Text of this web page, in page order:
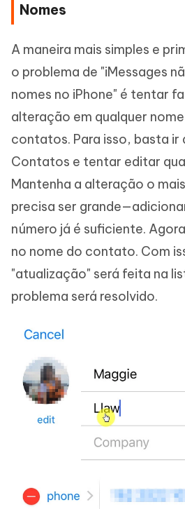
Nomes
A maneira mais simples e
o problema de "iMessages
nomes no iPhone" é tentar
alteração em qualquer
contatos. Para isso, basta
Contatos e tentar editar
Mantenha a alteração o
precisa ser
número já é suficiente.
no nome do contato. Com
"atualização" será feita na
problema será resolvido.